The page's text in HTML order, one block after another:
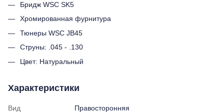
Бридж WSC SK5
Хромированная фурнитура
Тюнеры WSC JB45
Струны: .045 - .130
Цвет: Натуральный
Характеристики
Вид Правосторонняя